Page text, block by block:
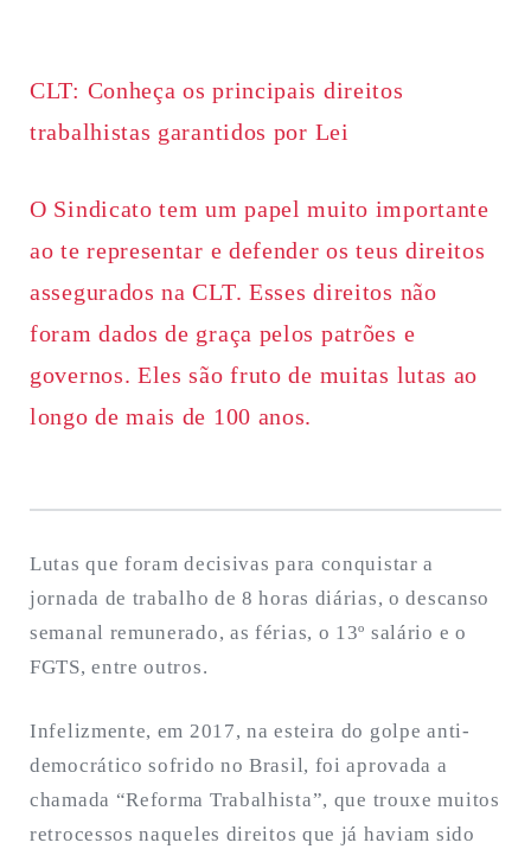
CLT: Conheça os principais direitos
trabalhistas garantidos por Lei
O Sindicato tem um papel muito importante
ao te representar e defender os teus direitos
assegurados na CLT. Esses direitos não
foram dados de graça pelos patrões e
governos. Eles são fruto de muitas lutas ao
longo de mais de 100 anos.
Lutas que foram decisivas para conquistar a
jornada de trabalho de 8 horas diárias, o descanso
semanal remunerado, as férias, o 13º salário e o
FGTS, entre outros.
Infelizmente, em 2017, na esteira do golpe anti-
democrático sofrido no Brasil, foi aprovada a
chamada “Reforma Trabalhista”, que trouxe muitos
retrocessos naqueles direitos que já haviam sido